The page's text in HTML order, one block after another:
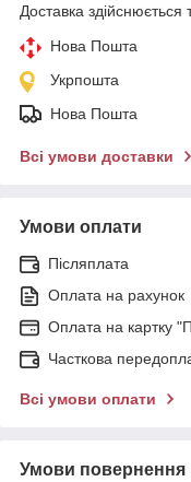
Доставка здійснюється
Нова Пошта
Укрпошта
Нова Пошта
Всі умови доставки
Умови оплати
Післяплата
Оплата на рахунок
Оплата на картку
Часткова
Всі умови оплати
Умови повернення